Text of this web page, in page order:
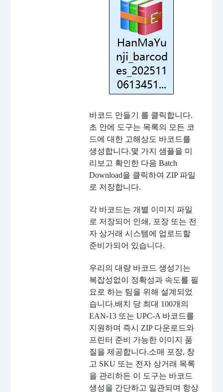
바코드 만들기 를 클릭합니다.
초 안에 도구는 목록의 모든 코
드에 대한 고해상도 바코드를
생성합니다.몇 가지 샘플을 미
리보고 확인한 다음 Batch
Download을 클릭하여 ZIP 파일
로 저장합니다.
각 바코드는 개별 이미지 파일
로 저장되어 인쇄, 포장 또는 전
자 상거래 시스템에 업로드할
준비가되어 있습니다.
우리의 대량 바코드 생성기는
복잡성없이 정확성과 속도를 필
요로 하는 팀을 위해 설계되었
습니다.배치 당 최대 100개의
EAN-13 또는 UPC-A 바코드를
지원하며 즉시 ZIP 다운로드와
프린터 준비 가능한 이미지 품
질을 제공합니다.소매 포장, 창
고 SKU 또는 전자 상거래 목록
을 관리하든 이 도구는 바코드
생성을 간단하고 일관되며 항상